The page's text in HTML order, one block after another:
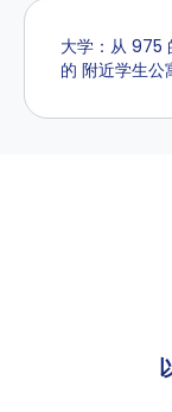
大学：从 975
的 附近学生公